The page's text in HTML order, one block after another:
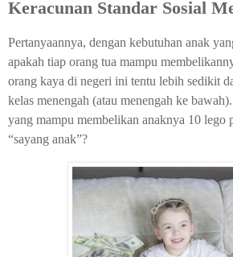
Keracunan Standar Sosial
Pertanyaannya, dengan kebutuhan anak
apakah tiap orang tua mampu
orang kaya di negeri ini tentu lebih sedikit
kelas menengah (atau menengah ke
yang mampu membelikan anaknya 10 lego
“sayang anak”?